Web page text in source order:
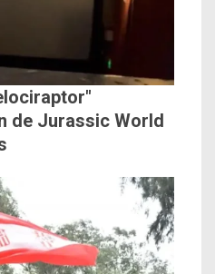
de Jurassic World